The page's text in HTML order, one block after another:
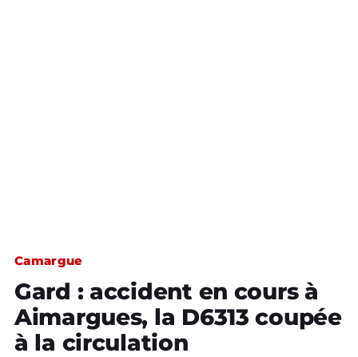
Camargue
Gard : accident en cours à
Aimargues, la D6313 coupée
à la circulation